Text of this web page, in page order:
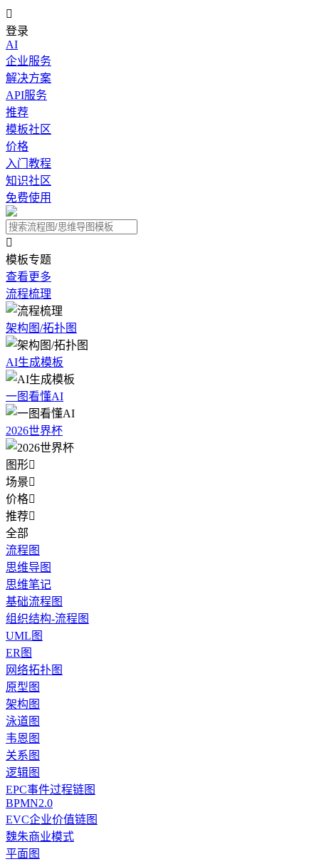

登录
AI
企业服务
解决方案
API服务
推荐
模板社区
价格
入门教程
知识社区
免费使用

模板专题
查看更多
流程梳理
架构图/拓扑图
AI生成模板
一图看懂AI
2026世界杯
图形
场景
价格
推荐
全部
流程图
思维导图
思维笔记
基础流程图
组织结构-流程图
UML图
ER图
网络拓扑图
原型图
架构图
泳道图
韦恩图
关系图
逻辑图
EPC事件过程链图
BPMN2.0
EVC企业价值链图
魏朱商业模式
平面图